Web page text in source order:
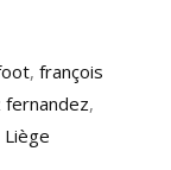
, françois
fernandez,